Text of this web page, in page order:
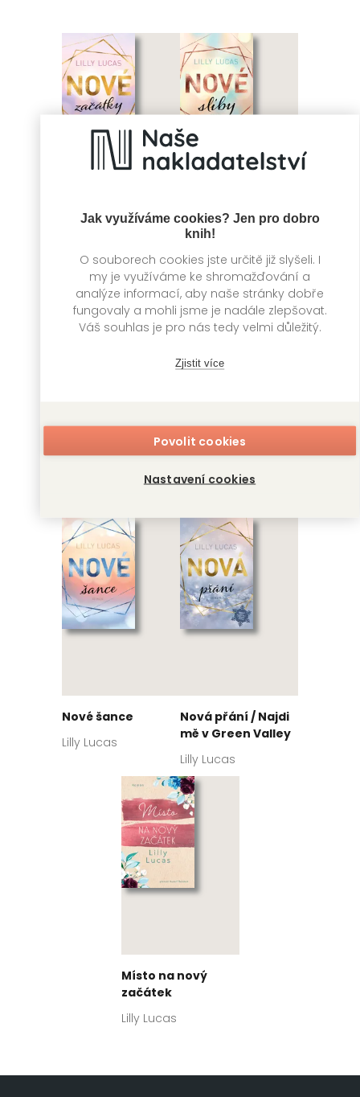
Jak využíváme cookies? Jen pro dobro
knih!
O souborech cookies jste určitě již slyšeli. I
my je využíváme ke shromažďování a
analýze informací, aby naše stránky dobře
fungovaly a mohli jsme je nadále zlepšovat.
Váš souhlas je pro nás tedy velmi důležitý.
Zjistit více
Povolit cookies
Nastavení cookies
Lilly Lucas
Nové sliby
Lilly Lucas
Nové vyhlídky
Nové šance
Lilly Lucas
Nová přání / Najdi
mě v Green Valley
Lilly Lucas
Místo na nový
začátek
Lilly Lucas